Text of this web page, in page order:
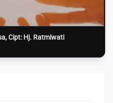
Cipt: Hj. Ratmiwati